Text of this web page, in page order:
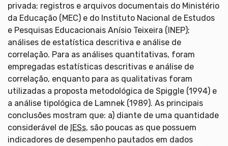
privada; registros e arquivos documentais do Ministério
da Educação (MEC) e do Instituto Nacional de Estudos
e Pesquisas Educacionais Anísio Teixeira (INEP);
análises de estatística descritiva e análise de
correlação. Para as análises quantitativas, foram
empregadas estatísticas descritivas e análise de
correlação, enquanto para as qualitativas foram
utilizadas a proposta metodológica de Spiggle (1994) e
a análise tipológica de Lamnek (1989). As principais
conclusões mostram que: a) diante de uma quantidade
considerável de IESs, são poucas as que possuem
indicadores de desempenho pautados em dados